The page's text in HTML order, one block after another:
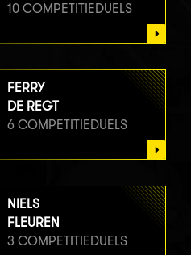
10 COMPETITIEDUELS
FERRY
DE REGT
6 COMPETITIEDUELS
NIELS
FLEUREN
3 COMPETITIEDUELS